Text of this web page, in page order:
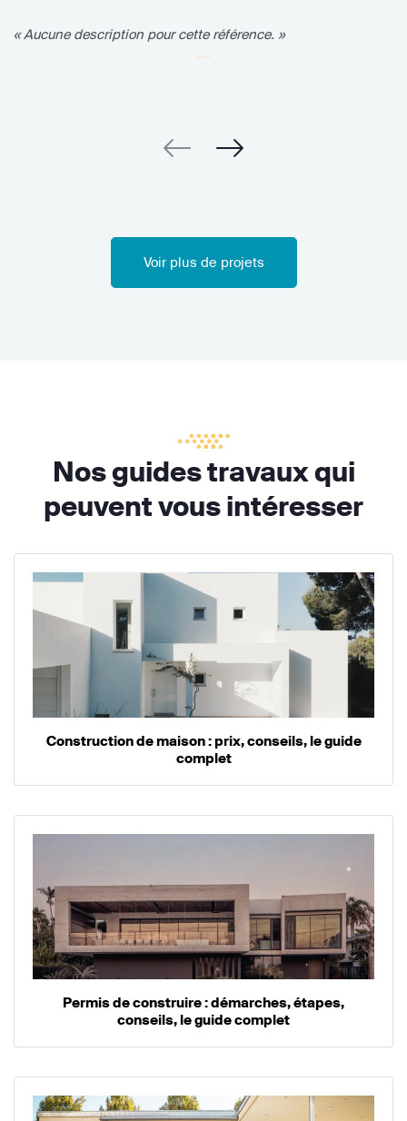
« Aucune description pour cette référence. »
Voir plus de projets
Nos guides travaux qui
peuvent vous intéresser
Construction de maison : prix, conseils, le guide
complet
Permis de construire : démarches, étapes,
conseils, le guide complet